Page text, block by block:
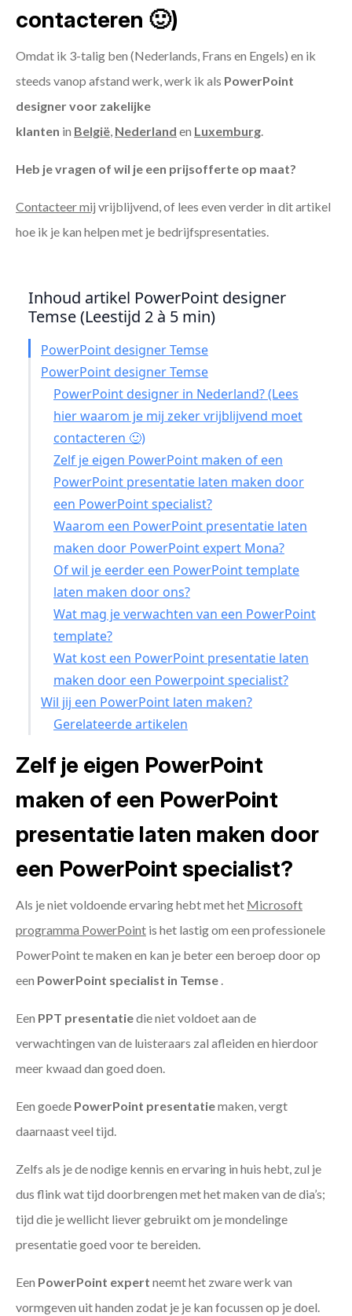
contacteren 🙂)
Omdat ik 3-talig ben (Nederlands, Frans en Engels) en ik
steeds vanop afstand werk, werk ik als PowerPoint
designer voor zakelijke
klanten in België, Nederland en Luxemburg.
Heb je vragen of wil je een prijsofferte op maat?
Contacteer mij vrijblijvend, of lees even verder in dit artikel
hoe ik je kan helpen met je bedrijfspresentaties.
Inhoud artikel PowerPoint designer
Temse (Leestijd 2 à 5 min)
PowerPoint designer Temse
PowerPoint designer Temse
PowerPoint designer in Nederland? (Lees
hier waarom je mij zeker vrijblijvend moet
contacteren 🙂)
Zelf je eigen PowerPoint maken of een
PowerPoint presentatie laten maken door
een PowerPoint specialist?
Waarom een PowerPoint presentatie laten
maken door PowerPoint expert Mona?
Of wil je eerder een PowerPoint template
laten maken door ons?
Wat mag je verwachten van een PowerPoint
template?
Wat kost een PowerPoint presentatie laten
maken door een Powerpoint specialist?
Wil jij een PowerPoint laten maken?
Gerelateerde artikelen
Zelf je eigen PowerPoint
maken of een PowerPoint
presentatie laten maken door
een PowerPoint specialist?
Als je niet voldoende ervaring hebt met het Microsoft
programma PowerPoint is het lastig om een professionele
PowerPoint te maken en kan je beter een beroep door op
een PowerPoint specialist in Temse .
Een PPT presentatiedie niet voldoet aan de
verwachtingen van de luisteraars zal afleiden en hierdoor
meer kwaad dan goed doen.
Een goede PowerPoint presentatiemaken, vergt
daarnaast veel tijd.
Zelfs als je de nodige kennis en ervaring in huis hebt, zul je
dus flink wat tijd doorbrengen met het maken van de dia’s;
tijd die je wellicht liever gebruikt om je mondelinge
presentatie goed voor te bereiden.
Een PowerPoint expert neemt het zware werk van
vormgeven uit handen zodat je je kan focussen op je doel.